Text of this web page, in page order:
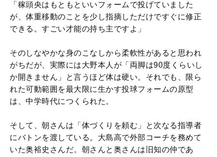
「稼頭央はもともといいフォームで投げていました
が、体重移動のことを少し指摘しただけですぐに修正
できる。すごい才能の持ち主ですよ」
そのしなやかな身のこなしから柔軟性があると思われ
がちだが、実際には大野本人が「両脚は90度くらいし
か開きません」と言うほど体は硬い。それでも、限ら
れた可動範囲を最大限に生かす投球フォームの原型
は、中学時代につくられた。
そして、朝さんは「体づくりを頼む」と次なる指導者
にバトンを渡している。大島高で外部コーチを務めて
いた奥裕史さんだ。朝さんと奥さんは旧知の仲であ